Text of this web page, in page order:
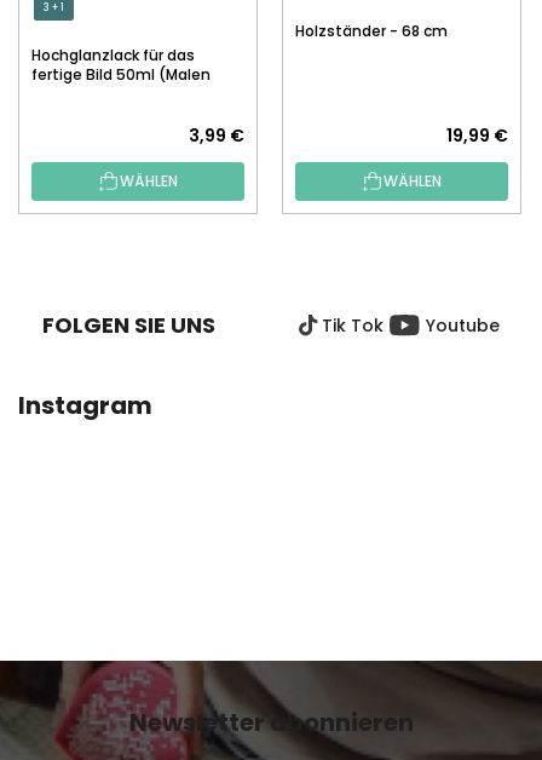
3 + 1
Hochglanzlack für das
fertige Bild 50ml (Malen
3,99 €
WÄHLEN
Holzständer - 68 cm
19,99 €
WÄHLEN
FOLGEN SIE UNS Tik Tok Youtube
Instagram
Newsletter abonnieren